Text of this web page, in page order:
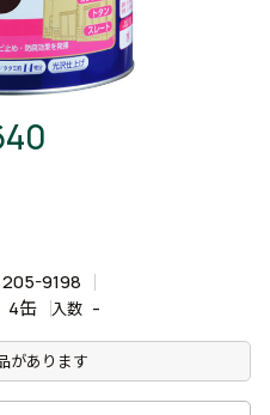
205-9198
4缶 入数 -
があります